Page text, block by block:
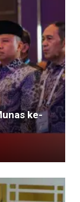
ke-